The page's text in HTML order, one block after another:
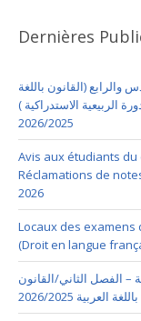
Dernières
والرابع (القانون باللغة
الربيعية الاستدراكية )
2026/2025
Avis aux étudiants du
Réclamations de
2026
Locaux des examens
(Droit en langue
– الفصل الثاني/القانون
باللغة العربية 2026/2025